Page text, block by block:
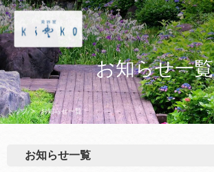
お知らせ一覧
トップ お知らせ一覧
お知らせ一覧